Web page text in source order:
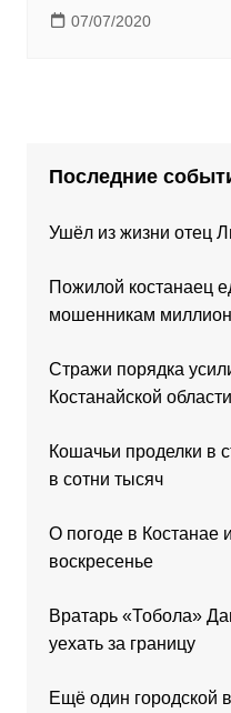
07/07/2020
Последние
Ушёл из жизни отец
Пожилой костанаец
мошенникам
Стражи порядка
Костанайской области
Кошачьи проделки в
в сотни тысяч
О погоде в Костанае
воскресенье
Вратарь «Тобола»
уехать за границу
Ещё один городской